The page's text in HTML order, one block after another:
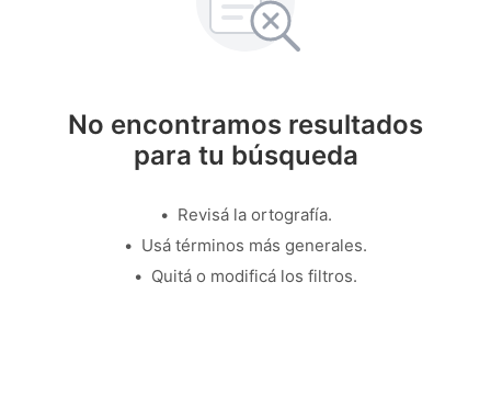
No encontramos resultados
para tu búsqueda
Revisá la ortografía.
Usá términos más generales.
Quitá o modificá los filtros.